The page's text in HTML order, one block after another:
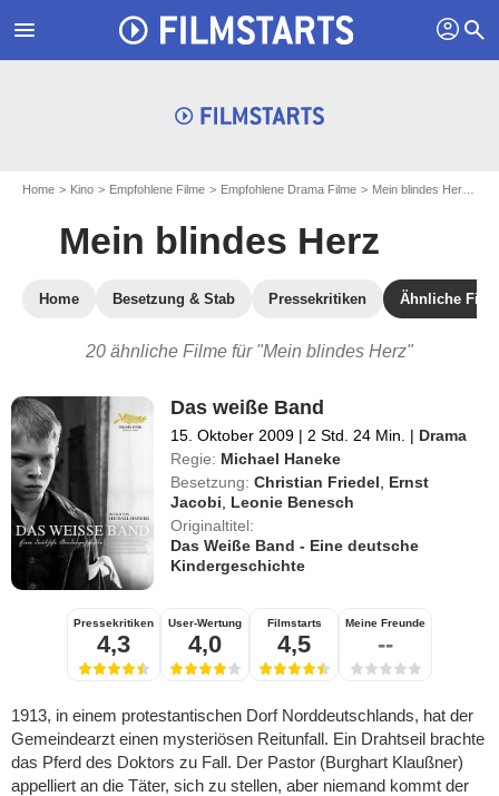
menu profil search
Home Kino Empfohlene Filme Empfohlene Drama Filme Mein blindes Herz
Mein blindes Herz
Home Besetzung & Stab Pressekritiken Ähnliche
20 ähnliche Filme für "Mein blindes Herz"
Das weiße Band
15. Oktober 2009 | 2 Std. 24 Min. | Drama
Regie: Michael Haneke
Besetzung: Christian Friedel
Ernst
Jacobi
Leonie Benesch
Originaltitel:
Das Weiße Band - Eine deutsche
Kindergeschichte
Pressekritiken
4,3
User-Wertung
4,0
Filmstarts
4,5
Meine Freunde
--
1913, in einem protestantischen Dorf Norddeutschlands, hat der
Gemeindearzt einen mysteriösen Reitunfall. Ein Drahtseil brachte
das Pferd des Doktors zu Fall. Der Pastor (Burghart Klaußner)
appelliert an die Täter, sich zu stellen, aber niemand kommt der